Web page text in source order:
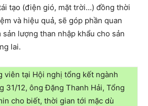
tạo (điện gió, mặt trời…) đồng thời
và hiệu quả, sẽ góp phần quan
lượng than nhập khẩu cho sản
lai.
viên tại Hội nghị tổng kết ngành
31/12, ông Đặng Thanh Hải, Tổng
cho biết, thời gian tới mặc dù